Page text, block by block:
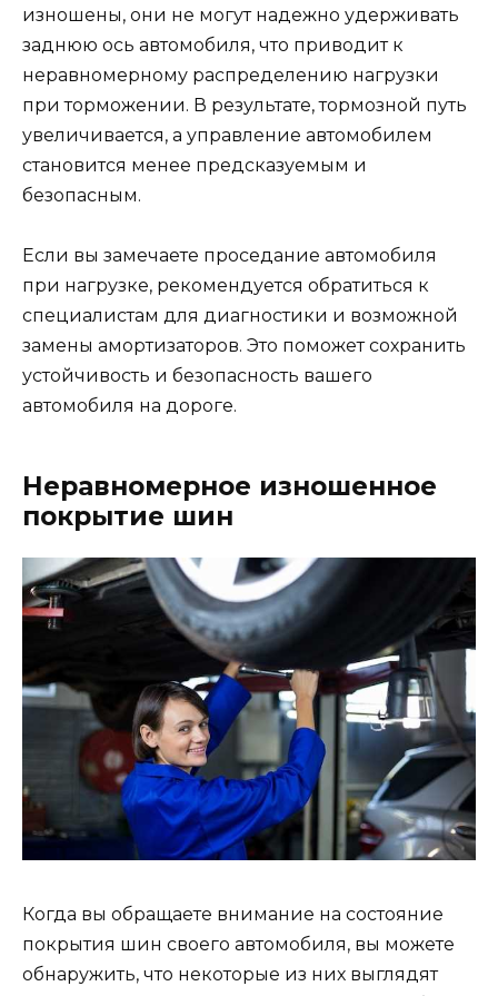
изношены, они не могут надежно удерживать
заднюю ось автомобиля, что приводит к
неравномерному распределению нагрузки
при торможении. В результате, тормозной путь
увеличивается, а управление автомобилем
становится менее предсказуемым и
безопасным.
Если вы замечаете проседание автомобиля
при нагрузке, рекомендуется обратиться к
специалистам для диагностики и возможной
замены амортизаторов. Это поможет сохранить
устойчивость и безопасность вашего
автомобиля на дороге.
Неравномерное изношенное
покрытие шин
Когда вы обращаете внимание на состояние
покрытия шин своего автомобиля, вы можете
обнаружить, что некоторые из них выглядят